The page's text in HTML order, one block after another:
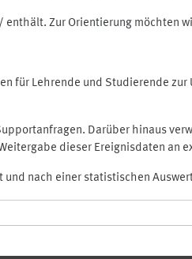
Zur Orientierung möchten
Lehrende und Studierende
Darüber hinaus
dieser Ereignisdaten an
nach einer statistischen